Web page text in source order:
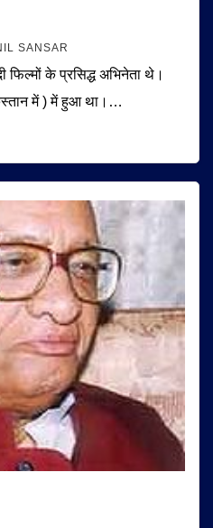
SANSAR
फिल्मों के प्रसिद्ध अभिनेता थे।
में ) में हुआ था।…